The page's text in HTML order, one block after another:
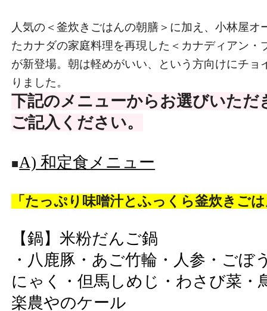
人気の＜釜炊きごはんの朝膳＞に加え、小林屋オ
たカナダの家庭料理を再現した＜カナディアン・
が新登場。朝は軽めがいい、という方向けにチョ
りました。
下記のメニューからお選びいただ
ご記入ください。
■A) 和定食メニュー
「たっぷり味噌汁とふっくら釜炊きご
【鍋】米粉だんご鍋
・八鹿豚・あご竹輪・人参・ごぼ
にゃく・但馬しめじ・わさび菜・
楽農やのケール